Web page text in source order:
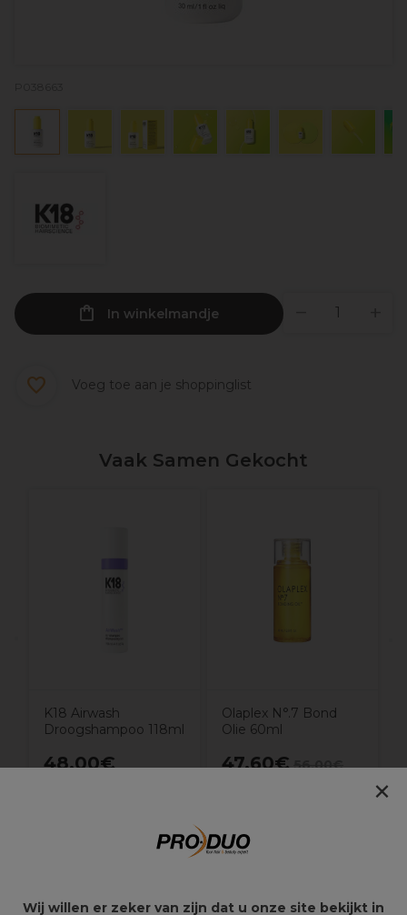
In winkelmandje
Voeg toe aan je shoppinglist
Vaak Samen Gekocht
K18 Airwash
Droogshampoo 118ml
48,00€
Olaplex N°.7 Bond
Olie 60ml
47,60€ 56,00€
Wij willen er zeker van zijn dat u onze site bekijkt in
×